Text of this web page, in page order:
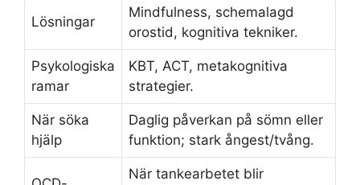
Lösningar
Mindfulness, schemalagd
orostid, kognitiva tekniker.
Psykologiska
ramar
KBT, ACT, metakognitiva
strategier.
När söka
hjälp
Daglig påverkan på sömn eller
funktion; stark ångest/tvång.
När tankearbetet blir